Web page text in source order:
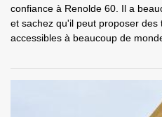
confiance à Renolde 60. Il a
et sachez qu'il peut proposer des
accessibles à beaucoup de